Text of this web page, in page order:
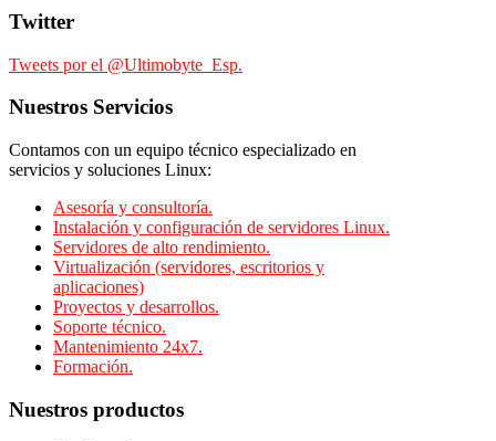
Twitter
Tweets por el @Ultimobyte_Esp.
Nuestros Servicios
Contamos con un equipo técnico especializado en
servicios y soluciones Linux:
Asesoría y consultoría.
Instalación y configuración de servidores Linux.
Servidores de alto rendimiento.
Virtualización (servidores, escritorios y
aplicaciones)
Proyectos y desarrollos.
Soporte técnico.
Mantenimiento 24x7.
Formación.
Nuestros productos